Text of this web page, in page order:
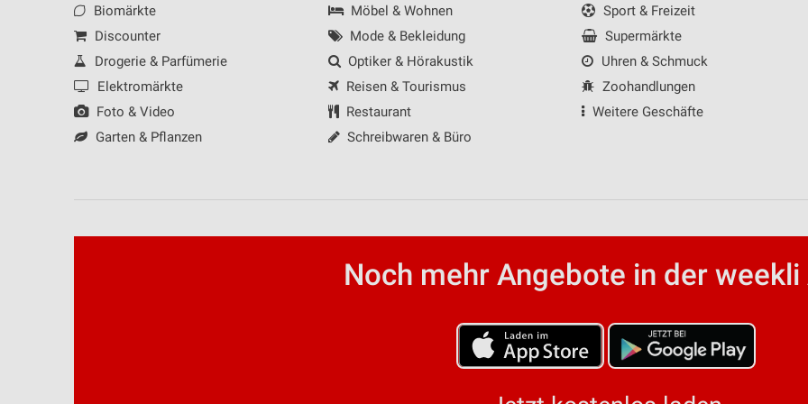
Biomärkte
Discounter
Drogerie & Parfümerie
Elektromärkte
Foto & Video
Garten & Pflanzen
Möbel & Wohnen
Mode & Bekleidung
Optiker & Hörakustik
Reisen & Tourismus
Restaurant
Schreibwaren & Büro
Sport & Freizeit
Supermärkte
Uhren & Schmuck
Zoohandlungen
Weitere Geschäfte
Noch mehr Angebote in der weekli